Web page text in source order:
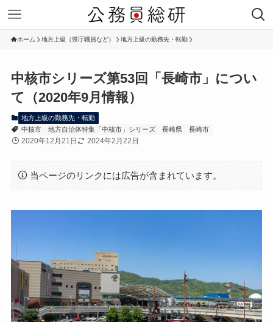
ホーム 地方上級（県庁職員など） 地方上級の勤務先・転勤
中核市シリーズ第53回「長崎市」につい
て（2020年9月情報）
地方上級の勤務先・転勤
中核市
地方自治体特集「中核市」シリーズ 長崎県 長崎市
2020年12月21日 2024年2月22日
当ページのリンクには広告が含まれています。